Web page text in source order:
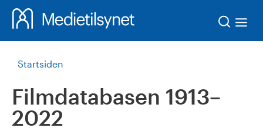
Startsiden
Filmdatabasen 1913–
2022